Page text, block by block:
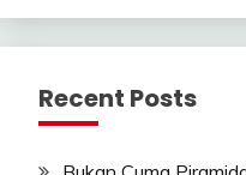
Recent Posts